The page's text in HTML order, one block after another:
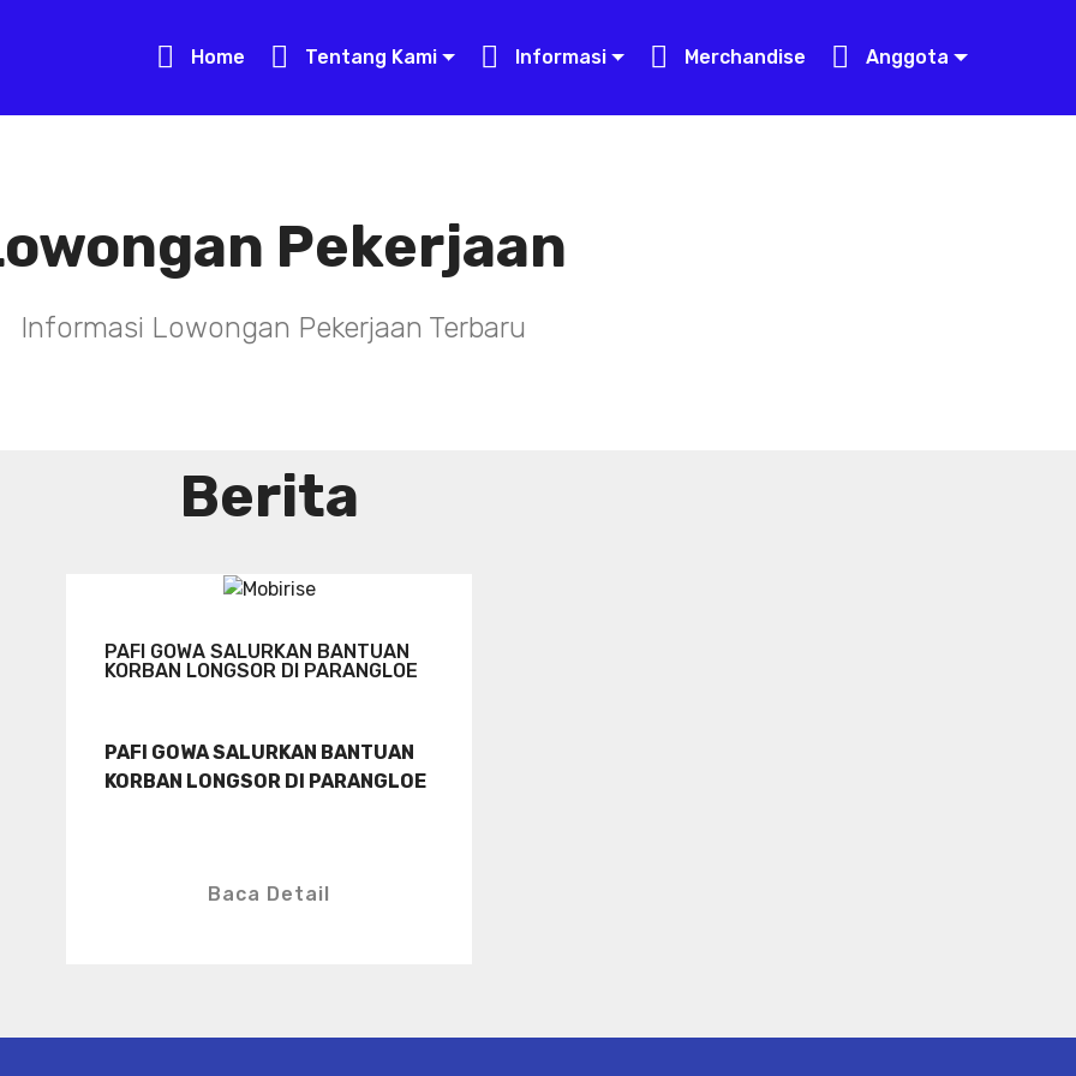
Home Tentang Kami Informasi Merchandise Anggota
Pekerjaan
Informasi Lowongan Pekerjaan Terbaru
Berita
PAFI GOWA SALURKAN BANTUAN
KORBAN LONGSOR DI PARANGLOE
PAFI GOWA SALURKAN BANTUAN
KORBAN LONGSOR DI PARANGLOE
Baca Detail